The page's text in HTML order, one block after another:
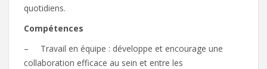
quotidiens.
Compétences
– Travail en équipe : développe et encourage une
collaboration efficace au sein et entre les